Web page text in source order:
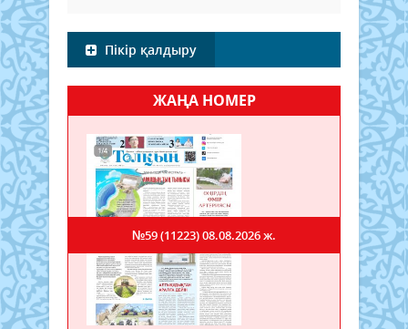
Пікір қалдыру
ЖАҢА НОМЕР
№59 (11223)08.08.2026 ж.